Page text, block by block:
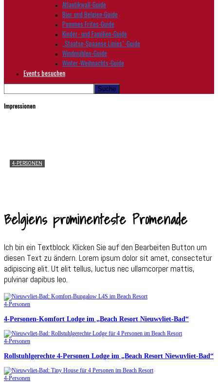
Atlantikwall-Guide
Bier und Belgien-Guide
Pommes Frites-Guide
Kinder- und Familien-Guide
„Staatse-Spaanse Linies“-Guide
Windmühlen-Guide
Winter-Weihnachts-Guide
Events besuchen
Impressionen
4-PERSONEN
Belgiens prominenteste Promenade
Ich bin ein Textblock. Klicken Sie auf den Bearbeiten Button um
diesen Text zu ändern. Lorem ipsum dolor sit amet, consectetur
adipiscing elit. Ut elit tellus, luctus nec ullamcorper mattis,
pulvinar dapibus leo.
4-Personen
4-Personen-Komfort Lodge im „Beach Resort Nieuwvliet-Bad“
4-Personen
Rollstuhlgerechte 4-Personen Lodge im „Beach Resort Niewuvliet-Bad“
4-Personen